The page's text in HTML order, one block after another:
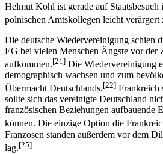
Helmut Kohl ist gerade auf
polnischen Amtskollegen leicht verärgert
Die deutsche Wiedervereinigung schien
EG bei vielen Menschen Ängste vor der
aufkommen.[21] Die Wiedervereinigung
demographisch wachsen und zum
Übermacht Deutschlands.[22] Frankreich
sollte sich das vereinigte Deutschland
französischen Beziehungen aufbauende
können. Die einzige Option die
Franzosen standen außerdem vor dem
lag.[25]